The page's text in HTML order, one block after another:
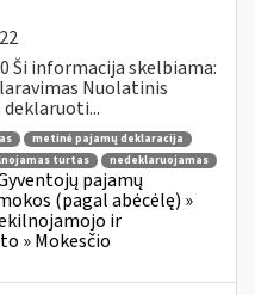
Ši informacija skelbiama:
Nuolatinis
metinė pajamų deklaracija
turtas nedeklaruojamas
pajamų
(pagal abėcėlę) »
ir
» Mokesčio